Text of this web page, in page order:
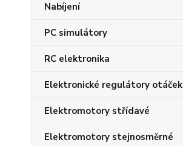
Nabíjení
PC simulátory
RC elektronika
Elektronické regulátory otáček
Elektromotory střídavé
Elektromotory stejnosměrné